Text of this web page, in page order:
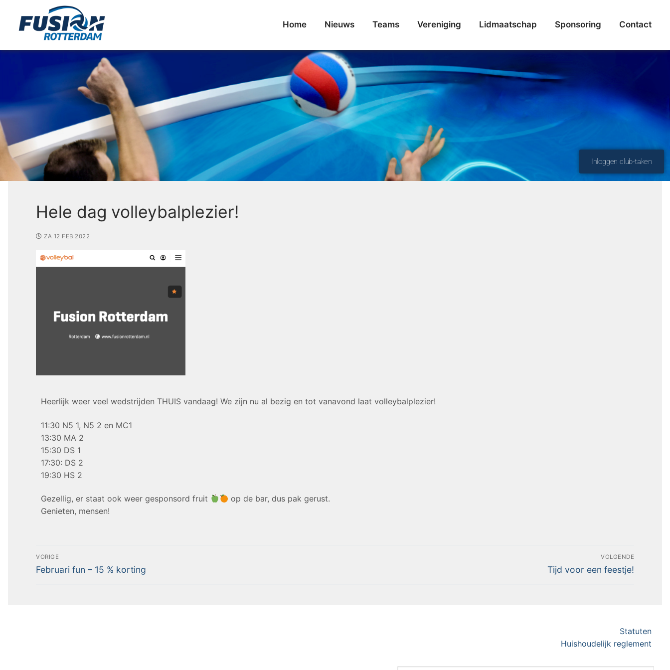
Home Nieuws Teams Vereniging Lidmaatschap Sponsoring Contact
Inloggen club-taken
Hele dag volleybalplezier!
ZA 12 FEB 2022
Heerlijk weer veel wedstrijden THUIS vandaag! We zijn nu al bezig en tot vanavond laat volleybalplezier!
11:30 N5 1, N5 2 en MC1
13:30 MA 2
15:30 DS 1
17:30: DS 2
19:30 HS 2
Gezellig, er staat ook weer gesponsord fruit
op de bar, dus pak gerust.
Genieten, mensen!
VORIGE
Februari fun – 15 % korting
VOLGENDE
Tijd voor een feestje!
Statuten
Huishoudelijk reglement